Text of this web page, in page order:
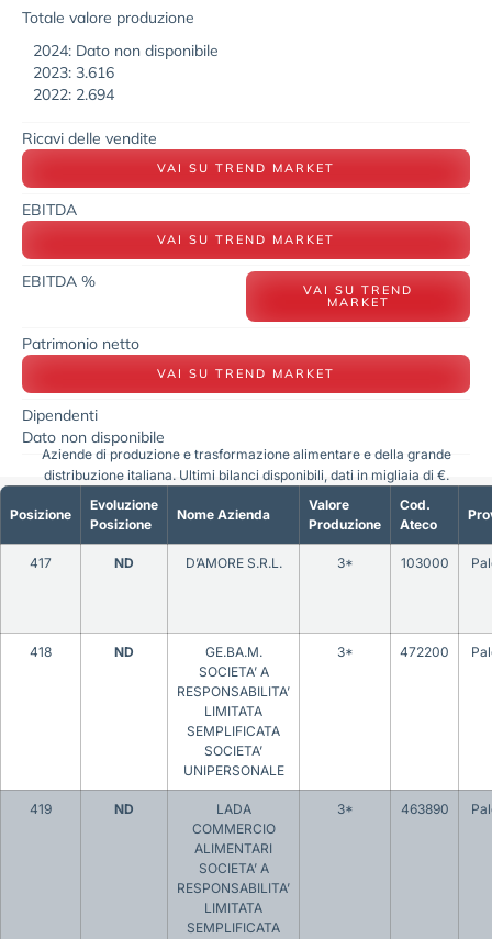
Totale valore produzione
2024: Dato non disponibile
2023: 3.616
2022: 2.694
Ricavi delle vendite
VAI SU TREND MARKET
EBITDA
VAI SU TREND MARKET
EBITDA % VAI SU TREND
MARKET
Patrimonio netto
VAI SU TREND MARKET
Dipendenti
Dato non disponibile
Posizione
Evoluzione
Posizione
Nome Azienda
Valore
Produzione
Cod.
Ateco
417 ND D’AMORE S.R.L. 3* 103000
418 ND
GE.BA.M.
SOCIETA’ A
RESPONSABILITA’
LIMITATA
SEMPLIFICATA
SOCIETA’
UNIPERSONALE
3* 472200
419 ND
LADA
COMMERCIO
ALIMENTARI
SOCIETA’ A
RESPONSABILITA’
LIMITATA
SEMPLIFICATA
3* 463890
Aziende di produzione e trasformazione alimentare e della grande
distribuzione italiana. Ultimi bilanci disponibili, dati in migliaia di €.